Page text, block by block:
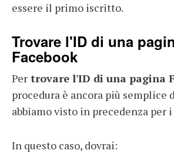
essere il primo iscritto.
Trovare l'ID di una
Facebook
Per trovare l'ID di una pagina
procedura è ancora più semplice
abbiamo visto in precedenza per
In questo caso, dovrai: